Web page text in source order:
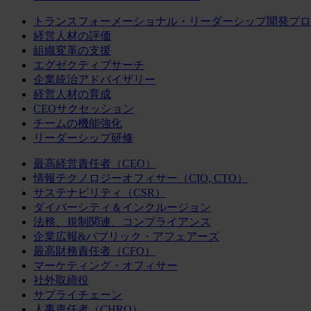
トランスフォーメーショナル・リーダーシップ開発プ
経営人材の評価
組織変革の支援
エグゼクティブサーチ
企業統治アドバイザリー
経営人材の育成
CEOサクセッション
チームの機能強化
リーダーシップ研修
最高経営責任者（CEO）
情報テクノロジーオフィサー（CIO, CTO）
サステナビリティ（CSR）
ダイバーシティ＆インクルージョン
法務、規制関連、コンプライアンス
企業広報&パブリック・アフェアーズ
最高財務責任者（CFO）
マーケティング・オフィサー
社外取締役
サプライチェーン